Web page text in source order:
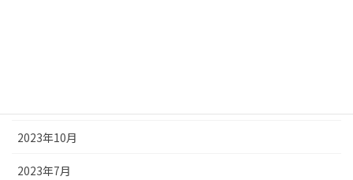
2023年10月
2023年7月